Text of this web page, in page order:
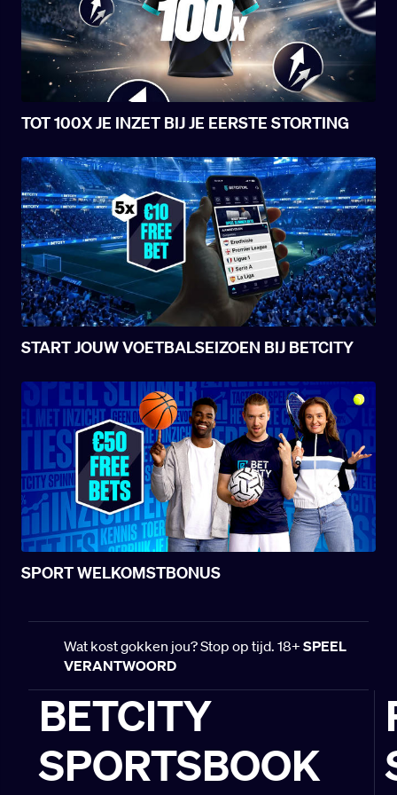
TOT 100X JE INZET BIJ JE EERSTE STORTING
START JOUW VOETBALSEIZOEN BIJ BETCITY
SPORT WELKOMSTBONUS
Wat kost gokken jou? Stop op tijd. 18+ SPEEL
VERANTWOORD
BETCITY
SPORTSBOOK